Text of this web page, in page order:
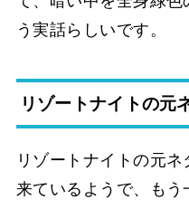
う実話らしいです。
リゾートナイトの元
リゾートナイトの元
来ているようで、も